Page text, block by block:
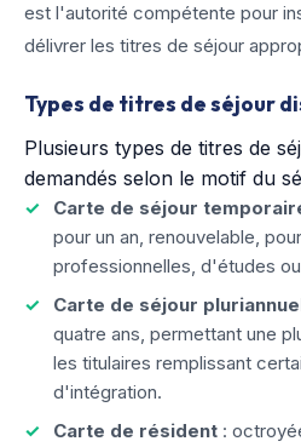
est l'autorité compétente pour
délivrer les titres de séjour
Types de titres de séjour
Plusieurs types de titres de
demandés selon le motif du
Carte de séjour
pour un an, renouvelable,
professionnelles, d'études
Carte de séjour
quatre ans, permettant une
les titulaires remplissant
d'intégration.
Carte de résident :